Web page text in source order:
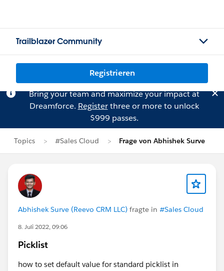
Trailblazer Community
Registrieren
Bring your team and maximize your impact at
Dreamforce. Registerthree or more to unlock
$999 passes.
Topics #Sales Cloud Frage von Abhishek Surve
Abhishek Surve (Reevo CRM LLC) fragte in #Sales Cloud
8. Juli 2022, 09:06
Picklist
how to set default value for standard picklist in